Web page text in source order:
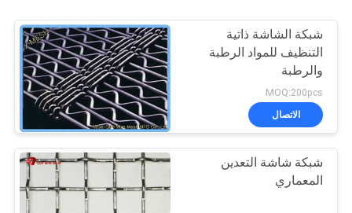
شبكة الشاشة ذاتية
التنظيف للمواد الرطبة
والرطبة
MOQ:200pcs
الاتصال
شبكة شاشة التعدين
المعماري